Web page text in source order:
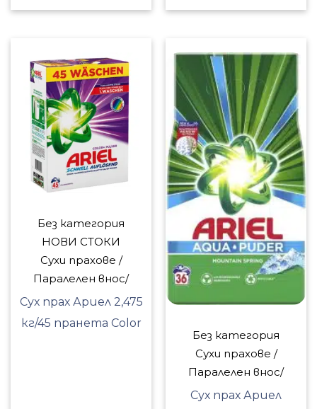
Без категория
НОВИ СТОКИ
Сухи прахове /
Паралелен внос/
Сух прах Ариел 2,475
кг/45 пранета Color
Без категория
Сухи прахове /
Паралелен внос/
Сух прах Ариел